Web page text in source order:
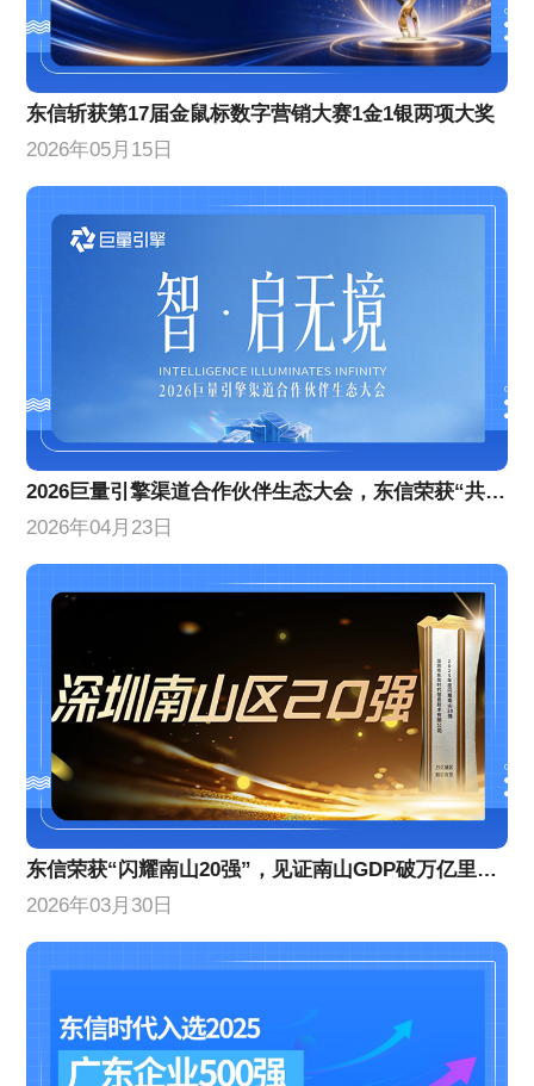
东信斩获第17届金鼠标数字营销大赛1金1银两项大奖
2026年05月15日
2026巨量引擎渠道合作伙伴生态大会，东信荣获“共擎奖”双项大奖
2026年04月23日
东信荣获“闪耀南山20强”，见证南山GDP破万亿里程碑！
2026年03月30日